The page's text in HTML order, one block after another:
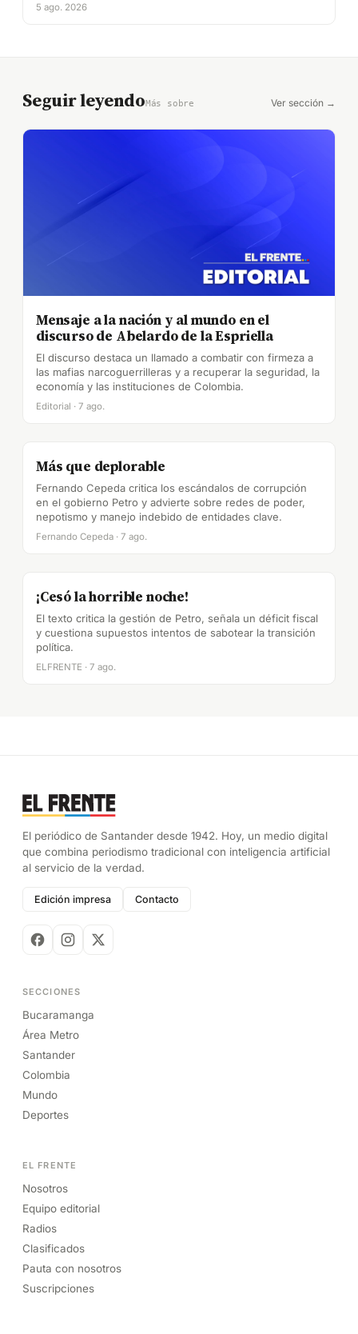
5 ago. 2026
Seguir leyendoMás sobre Ver sección →
Mensaje a la nación y al mundo en el
discurso de Abelardo de la Espriella
El discurso destaca un llamado a combatir con firmeza a
las mafias narcoguerrilleras y a recuperar la seguridad, la
economía y las instituciones de Colombia.
Editorial · 7 ago.
Más que deplorable
Fernando Cepeda critica los escándalos de corrupción
en el gobierno Petro y advierte sobre redes de poder,
nepotismo y manejo indebido de entidades clave.
Fernando Cepeda · 7 ago.
¡Cesó la horrible noche!
El texto critica la gestión de Petro, señala un déficit fiscal
y cuestiona supuestos intentos de sabotear la transición
política.
ELFRENTE · 7 ago.
El periódico de Santander desde 1942. Hoy, un medio digital
que combina periodismo tradicional con inteligencia artificial
al servicio de la verdad.
Edición impresa Contacto
SECCIONES
Bucaramanga
Área Metro
Santander
Colombia
Mundo
Deportes
EL FRENTE
Nosotros
Equipo editorial
Radios
Clasificados
Pauta con nosotros
Suscripciones